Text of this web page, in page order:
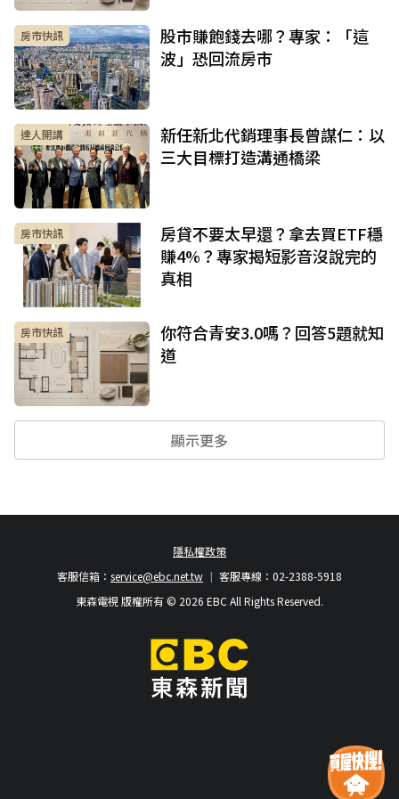
房市快訊
股市賺飽錢去哪？專家：「這
波」恐回流房市
達人開講
新任新北代銷理事長曾謀仁：以
三大目標打造溝通橋梁
房市快訊
房貸不要太早還？拿去買ETF穩
賺4%？專家揭短影音沒說完的
真相
房市快訊
你符合青安3.0嗎？回答5題就知
道
顯示更多
隱私權政策
客服專線：02-2388-5918
客服信箱： service@ebc.net.tw
東森電視 版權所有 © 2026 EBC All Rights Reserved.